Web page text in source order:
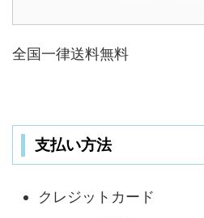
全国一律送料無料
支払い方法
クレジットカード